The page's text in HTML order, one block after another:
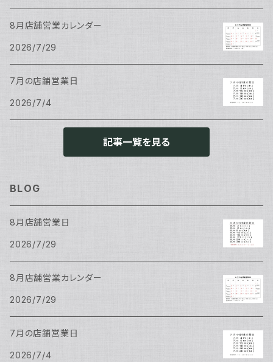
8月店舗営業カレンダー
2026/7/29
7月の店舗営業日
2026/7/4
記事一覧を見る
BLOG
8月店舗営業日
2026/7/29
8月店舗営業カレンダー
2026/7/29
7月の店舗営業日
2026/7/4